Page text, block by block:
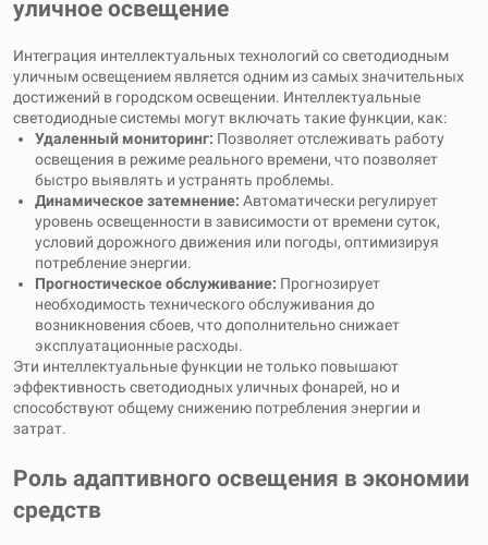
уличное освещение
Интеграция интеллектуальных технологий со светодиодным
уличным освещением является одним из самых значительных
достижений в городском освещении. Интеллектуальные
светодиодные системы могут включать такие функции, как:
Удаленный мониторинг: Позволяет отслеживать работу
освещения в режиме реального времени, что позволяет
быстро выявлять и устранять проблемы.
Динамическое затемнение: Автоматически регулирует
уровень освещенности в зависимости от времени суток,
условий дорожного движения или погоды, оптимизируя
потребление энергии.
Прогностическое обслуживание: Прогнозирует
необходимость технического обслуживания до
возникновения сбоев, что дополнительно снижает
эксплуатационные расходы.
Эти интеллектуальные функции не только повышают
эффективность светодиодных уличных фонарей, но и
способствуют общему снижению потребления энергии и
затрат.
Роль адаптивного освещения в экономии
средств